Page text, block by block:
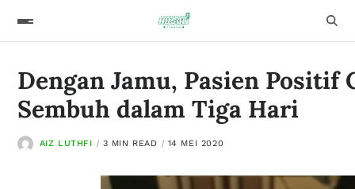
Dengan Jamu, Pasien Positif
Sembuh dalam Tiga Hari
AIZ LUTHFI 3 MIN READ 14 MEI 2020